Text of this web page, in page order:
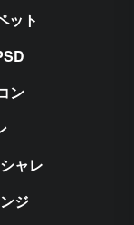
ット
ン
ャレ
ジ